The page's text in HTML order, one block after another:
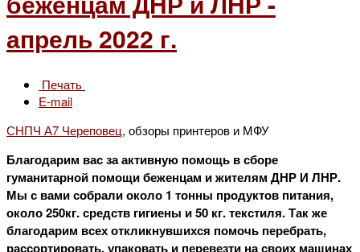
апрель 2022 г.
Печать
E-mail
СНПЧ А7 Череповец, обзоры принтеров и МФУ
Благодарим вас за активную помощь в сборе
гуманитарной помощи беженцам и жителям ДНР И ЛНР.
Мы с вами собрали около 1 тонны продуктов питания,
около 250кг. средств гигиены и 50 кг. текстиля. Так же
благодарим всех откликнувшихся помочь перебрать,
рассортировать, упаковать и перевезти на своих машинах